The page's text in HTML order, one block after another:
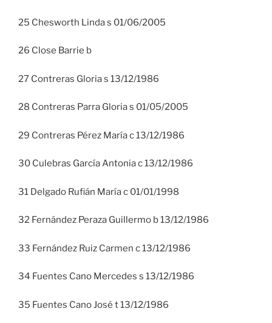
25 Chesworth Linda s 01/06/2005
26 Close Barrie b
27 Contreras Gloria s 13/12/1986
28 Contreras Parra Gloria s 01/05/2005
29 Contreras Pérez María c 13/12/1986
30 Culebras García Antonia c 13/12/1986
31 Delgado Rufián María c 01/01/1998
32 Fernández Peraza Guillermo b 13/12/1986
33 Fernández Ruiz Carmen c 13/12/1986
34 Fuentes Cano Mercedes s 13/12/1986
35 Fuentes Cano José t 13/12/1986